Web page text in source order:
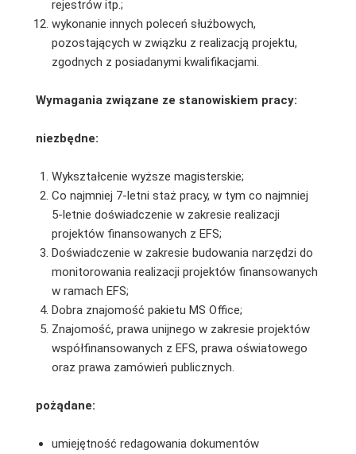
rejestrów itp.;
wykonanie innych poleceń służbowych,
pozostających w związku z realizacją projektu,
zgodnych z posiadanymi kwalifikacjami.
Wymagania związane ze stanowiskiem pracy:
niezbędne:
Wykształcenie wyższe magisterskie;
Co najmniej 7-letni staż pracy, w tym co najmniej
5-letnie doświadczenie w zakresie realizacji
projektów finansowanych z EFS;
Doświadczenie w zakresie budowania narzędzi do
monitorowania realizacji projektów finansowanych
w ramach EFS;
Dobra znajomość pakietu MS Office;
Znajomość, prawa unijnego w zakresie projektów
współfinansowanych z EFS, prawa oświatowego
oraz prawa zamówień publicznych.
pożądane:
umiejętność redagowania dokumentów